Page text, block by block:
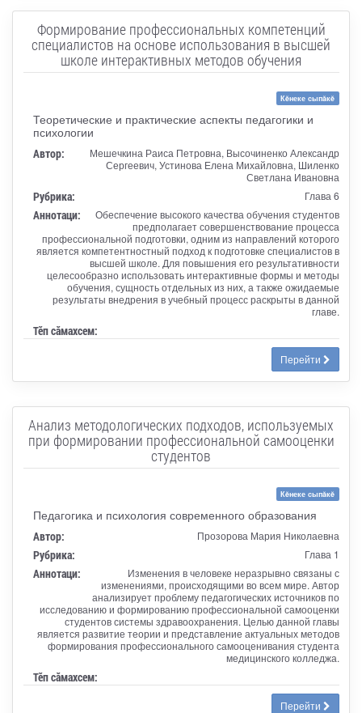
Формирование профессиональных компетенций
специалистов на основе использования в высшей
школе интерактивных методов обучения
Кĕнеке сыпăкĕ
Теоретические и практические аспекты педагогики и
психологии
Автор:
Мешечкина Раиса Петровна, Высочиненко Александр
Сергеевич, Устинова Елена Михайловна, Шиленко
Светлана Ивановна
Рубрика: Глава 6
Аннотаци:
Обеспечение высокого качества обучения студентов
предполагает совершенствование процесса
профессиональной подготовки, одним из направлений которого
является компетентностный подход к подготовке специалистов в
высшей школе. Для повышения его результативности
целесообразно использовать интерактивные формы и методы
обучения, сущность отдельных из них, а также ожидаемые
результаты внедрения в учебный процесс раскрыты в данной
главе.
Тӗп сӑмахсем:
Перейти
Анализ методологических подходов, используемых
при формировании профессиональной самооценки
студентов
Кĕнеке сыпăкĕ
Педагогика и психология современного образования
Автор: Прозорова Мария Николаевна
Рубрика: Глава 1
Аннотаци:
Изменения в человеке неразрывно связаны с
изменениями, происходящими во всем мире. Автор
анализирует проблему педагогических источников по
исследованию и формированию профессиональной самооценки
студентов системы здравоохранения. Целью данной главы
является развитие теории и представление актуальных методов
формирования профессионального самооценивания студента
медицинского колледжа.
Тӗп сӑмахсем:
Перейти